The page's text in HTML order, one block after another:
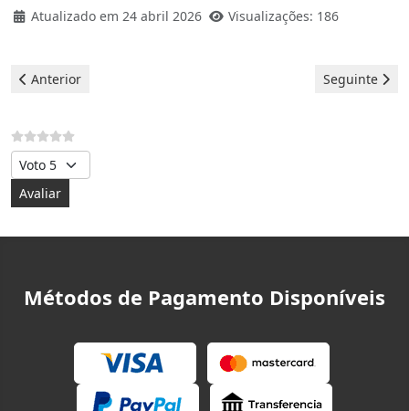
Atualizado em 24 abril 2026
Visualizações: 186
Artigo anterior: Máquina de lavar roupa Indesit - Erro F07
Anterior Artigo
Seguinte
Avalie, por favor
Métodos de Pagamento Disponíveis